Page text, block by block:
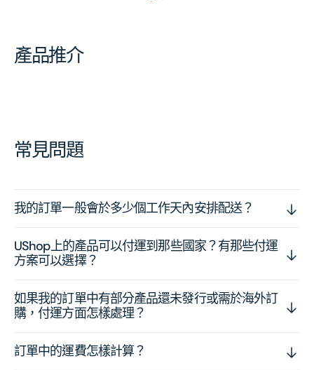
產品推介
常見問題
我的訂單一般會於多少個工作天內安排配送？
UShop上的產品可以付運到那些國家？有那些付運
方案可以選擇？
如果我的訂單中有部分產品還未發行或需於海外訂
購，付運方面怎樣處理？
訂單中的運費怎樣計算？